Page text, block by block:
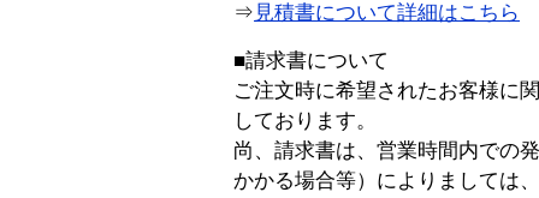
⇒ 見積書について詳細はこちら
■請求書について
ご注文時に希望されたお客様に
しております。
尚、請求書は、営業時間内での
かかる場合等）によりましては